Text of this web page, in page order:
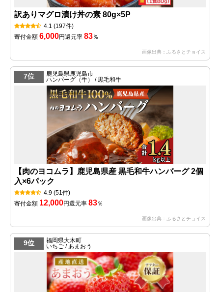
訳ありマグロ漬け丼の素 80g×5P
4.1 (197件)
寄付金額 6,000円還元率 83％
画像出典：ふるさとチョイス
7位
鹿児島県鹿児島市
ハンバーグ（牛） / 黒毛和牛
【肉のヨコムラ】鹿児島県産 黒毛和牛ハンバーグ 2個
入×6パック
4.9 (51件)
寄付金額 12,000円還元率 83％
画像出典：ふるさとチョイス
9位
福岡県大木町
いちご / あまおう